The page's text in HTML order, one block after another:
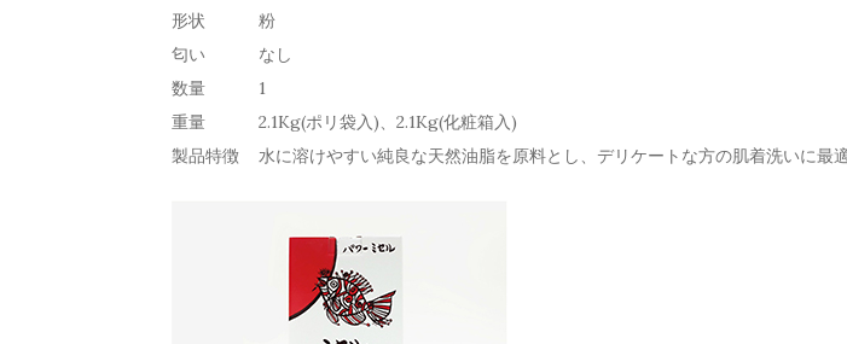
形状
粉
匂い
なし
数量
1
重量
2.1Kg(ポリ袋入)、2.1Kg(化粧箱入)
製品特徴
水に溶けやすい純良な天然油脂を原料とし、デリケートな方の肌着洗いに最適